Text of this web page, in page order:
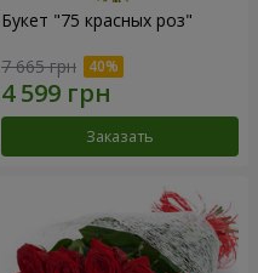
Букет "75 красных роз"
7 665 грн
Заказать